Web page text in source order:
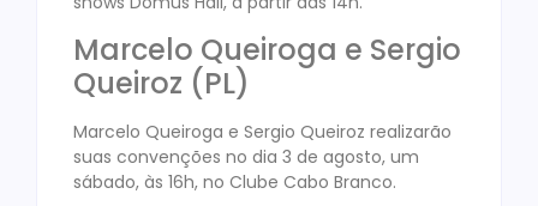
Marcelo Queiroga e Sergio
Queiroz (PL)
Marcelo Queiroga e Sergio Queiroz realizarão
suas convenções no dia 3 de agosto, um
sábado, às 16h, no Clube Cabo Branco.